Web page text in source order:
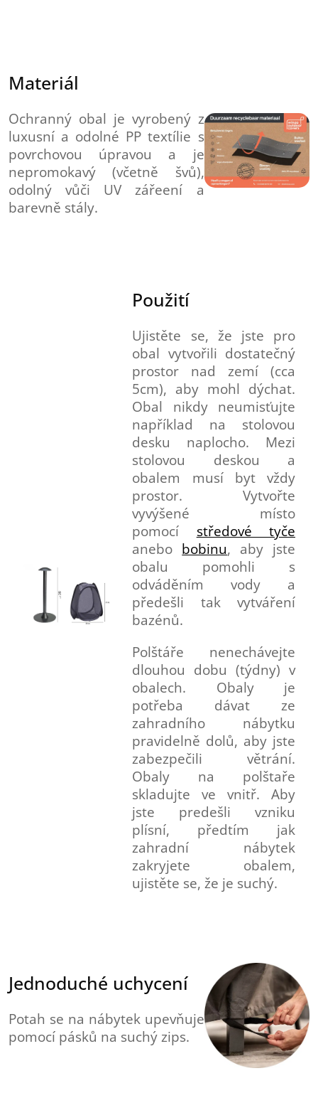
Materiál
Ochranný obal je vyrobený z
luxusní a odolné PP textílie s
povrchovou úpravou a je
nepromokavý (včetně švů),
odolný vůči UV zářeení a
barevně stály.
Použití
Ujistěte se, že jste pro
obal vytvořili dostatečný
prostor nad zemí (cca
5cm), aby mohl dýchat.
Obal nikdy neumisťujte
například na stolovou
desku naplocho. Mezi
stolovou deskou a
obalem musí byt vždy
prostor. Vytvořte
vyvýšené místo
pomocí středové tyče
anebo bobinu, aby jste
obalu pomohli s
odváděním vody a
předešli tak vytváření
bazénů.
Polštáře nenechávejte
dlouhou dobu (týdny) v
obalech. Obaly je
potřeba dávat ze
zahradního nábytku
pravidelně dolů, aby jste
zabezpečili větrání.
Obaly na polštaře
skladujte ve vnitř. Aby
jste predešli vzniku
plísní, předtím jak
zahradní nábytek
zakryjete obalem,
ujistěte se, že je suchý.
Jednoduché uchycení
Potah se na nábytek upevňuje
pomocí pásků na suchý zips.